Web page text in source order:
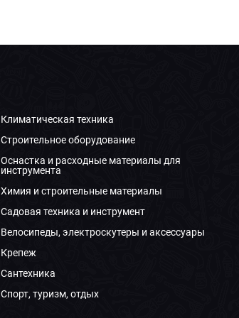
Климатическая техника
Строительное оборудование
Оснастка и расходные материалы для
инструмента
Химия и строительные материалы
Садовая техника и инструмент
Велосипеды, электроскутеры и аксессуары
Крепеж
Сантехника
Спорт, туризм, отдых